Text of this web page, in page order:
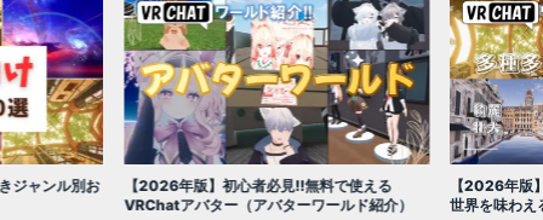
ジャンル別お
【2026年版】初心者必見!!無料で使える
VRChatアバター（アバターワールド紹介）
【2026年版
世界を味わえ